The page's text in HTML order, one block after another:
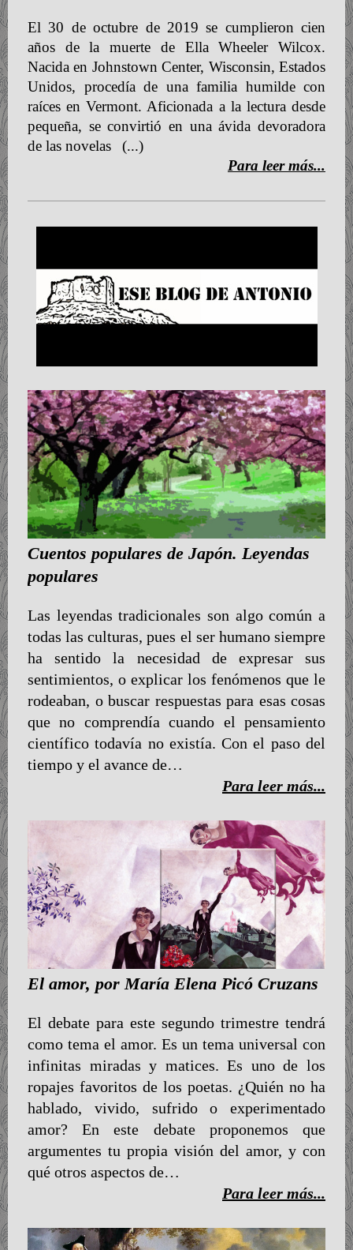
El 30 de octubre de 2019 se cumplieron cien
años de la muerte de Ella Wheeler Wilcox.
Nacida en Johnstown Center, Wisconsin, Estados
Unidos, procedía de una familia humilde con
raíces en Vermont. Aficionada a la lectura desde
pequeña, se convirtió en una ávida devoradora
de las novelas
(...)
Para leer más...
Cuentos populares de Japón. Leyendas
populares
Las leyendas tradicionales son algo común a
todas las culturas, pues el ser humano siempre
ha sentido la necesidad de expresar sus
sentimientos, o explicar los fenómenos que le
rodeaban, o buscar respuestas para esas cosas
que no comprendía cuando el pensamiento
científico todavía no existía. Con el paso del
tiempo y el avance de…
Para leer más...
El amor, por María Elena Picó Cruzans
El debate para este segundo trimestre tendrá
como tema el amor. Es un tema universal con
infinitas miradas y matices. Es uno de los
ropajes favoritos de los poetas. ¿Quién no ha
hablado, vivido, sufrido o experimentado
amor? En este debate proponemos que
argumentes tu propia visión del amor, y con
qué otros aspectos de…
Para leer más...